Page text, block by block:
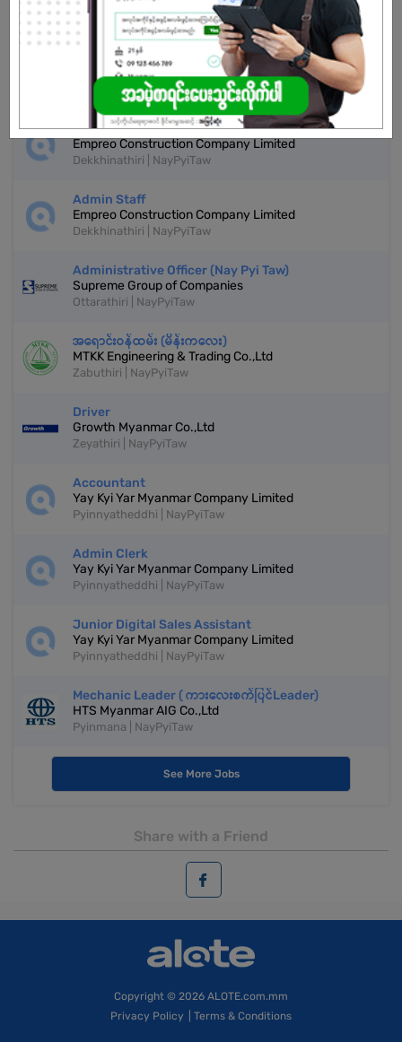
More Similar Jobs
Office Staff
Empreo Construction Company Limited
Dekkhinathiri | NayPyiTaw
Accountant
Empreo Construction Company Limited
Dekkhinathiri | NayPyiTaw
Admin Staff
Empreo Construction Company Limited
Dekkhinathiri | NayPyiTaw
Administrative Officer (Nay Pyi Taw)
Supreme Group of Companies
Ottarathiri | NayPyiTaw
အရောင်းဝန်ထမ်း (မိန်းကလေး)
MTKK Engineering & Trading Co.,Ltd
Zabuthiri | NayPyiTaw
Driver
Growth Myanmar Co.,Ltd
Zeyathiri | NayPyiTaw
Accountant
Yay Kyi Yar Myanmar Company Limited
Pyinnyatheddhi | NayPyiTaw
Admin Clerk
Yay Kyi Yar Myanmar Company Limited
Pyinnyatheddhi | NayPyiTaw
Junior Digital Sales Assistant
Yay Kyi Yar Myanmar Company Limited
Pyinnyatheddhi | NayPyiTaw
Mechanic Leader ( ကားလေးစက်ပြင်Leader)
HTS Myanmar AIG Co.,Ltd
Pyinmana | NayPyiTaw
See More Jobs
Share with a Friend
Copyright © 2026 ALOTE.com.mm
Privacy Policy
Terms & Conditions